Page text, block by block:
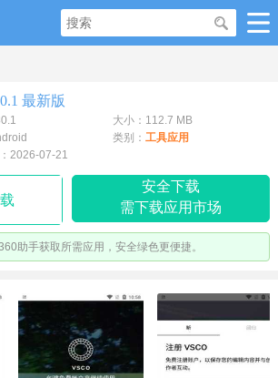
最新版
大小：112.7 MB
类别： 工具应用
2026-07-21
安全下载
需下载应用市场
助手获取所需应用，安全绿色更便捷。